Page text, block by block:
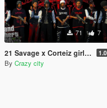
71 7
21 Savage x Corteiz girls gangs 1.0
By Crazy city